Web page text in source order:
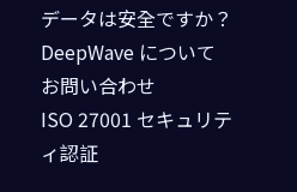
データは安全ですか？
DeepWave について
お問い合わせ
ISO 27001 セキュリテ
ィ認証